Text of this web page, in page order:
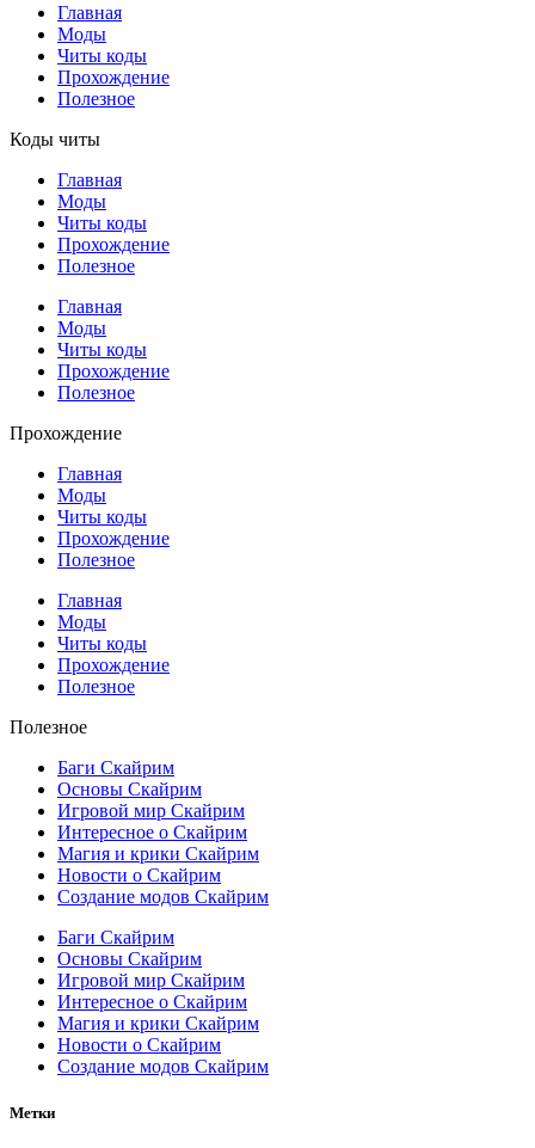
Главная
Моды
Читы коды
Прохождение
Полезное
Коды читы
Главная
Моды
Читы коды
Прохождение
Полезное
Главная
Моды
Читы коды
Прохождение
Полезное
Прохождение
Главная
Моды
Читы коды
Прохождение
Полезное
Главная
Моды
Читы коды
Прохождение
Полезное
Полезное
Баги Скайрим
Основы Скайрим
Игровой мир Скайрим
Интересное о Скайрим
Магия и крики Скайрим
Новости о Скайрим
Создание модов Скайрим
Баги Скайрим
Основы Скайрим
Игровой мир Скайрим
Интересное о Скайрим
Магия и крики Скайрим
Новости о Скайрим
Создание модов Скайрим
Метки